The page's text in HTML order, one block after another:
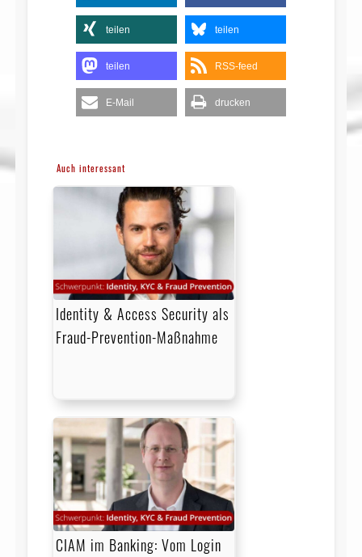
teilen teilen
teilen RSS-feed
E-Mail drucken
Auch interessant
Identity & Access Security als
Fraud-Prevention-Maßnahme
CIAM im Banking: Vom Login